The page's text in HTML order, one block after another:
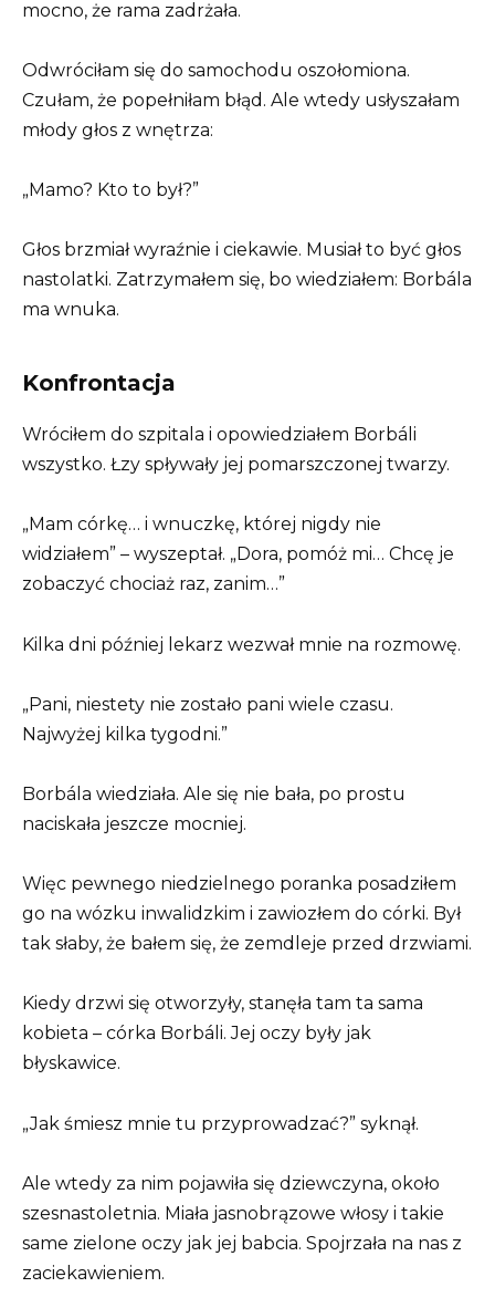
mocno, że rama zadrżała.
Odwróciłam się do samochodu oszołomiona.
Czułam, że popełniłam błąd. Ale wtedy usłyszałam
młody głos z wnętrza:
„Mamo? Kto to był?”
Głos brzmiał wyraźnie i ciekawie. Musiał to być głos
nastolatki. Zatrzymałem się, bo wiedziałem: Borbála
ma wnuka.
Konfrontacja
Wróciłem do szpitala i opowiedziałem Borbáli
wszystko. Łzy spływały jej pomarszczonej twarzy.
„Mam córkę… i wnuczkę, której nigdy nie
widziałem” – wyszeptał. „Dora, pomóż mi… Chcę je
zobaczyć chociaż raz, zanim…”
Kilka dni później lekarz wezwał mnie na rozmowę.
„Pani, niestety nie zostało pani wiele czasu.
Najwyżej kilka tygodni.”
Borbála wiedziała. Ale się nie bała, po prostu
naciskała jeszcze mocniej.
Więc pewnego niedzielnego poranka posadziłem
go na wózku inwalidzkim i zawiozłem do córki. Był
tak słaby, że bałem się, że zemdleje przed drzwiami.
Kiedy drzwi się otworzyły, stanęła tam ta sama
kobieta – córka Borbáli. Jej oczy były jak
błyskawice.
„Jak śmiesz mnie tu przyprowadzać?” syknął.
Ale wtedy za nim pojawiła się dziewczyna, około
szesnastoletnia. Miała jasnobrązowe włosy i takie
same zielone oczy jak jej babcia. Spojrzała na nas z
zaciekawieniem.